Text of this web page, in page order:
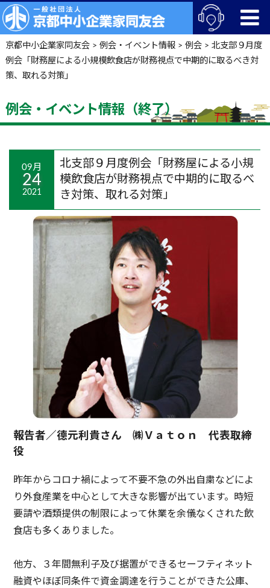
京都中小企業家同友会> 例会・イベント情報> 例会> 北支部９月度
例会「財務屋による小規模飲食店が財務視点で中期的に取るべき対
策、取れる対策」
例会・イベント情報（終了）
09月
24
2021
北支部９月度例会「財務屋による小規
模飲食店が財務視点で中期的に取るべ
き対策、取れる対策」
報告者／德元利貴さん ㈱Ｖａｔｏｎ 代表取締
役
昨年からコロナ禍によって不要不急の外出自粛などによ
り外食産業を中心として大きな影響が出ています。時短
要請や酒類提供の制限によって休業を余儀なくされた飲
食店も多くありました。
他方、３年間無利子及び据置ができるセーフティネット
融資やほぼ同条件で資金調達を行うことができた公庫、